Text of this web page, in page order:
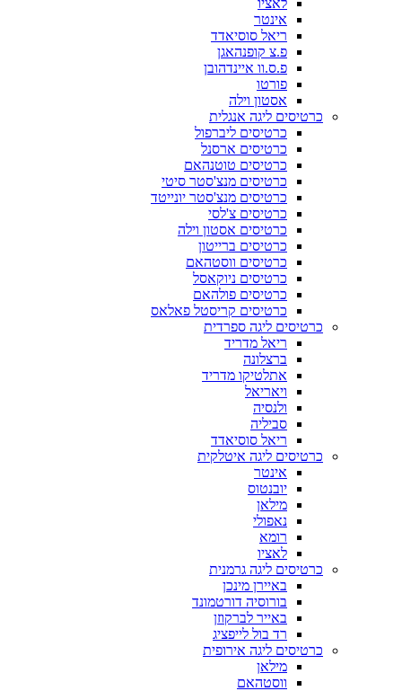
לאציו
אינטר
ריאל סוסיאדד
פ.צ קופנהאגן
פ.ס.וו איינדהובן
פורטו
אסטון וילה
כרטיסים ליגה אנגלית
כרטיסים ליברפול
כרטיסים ארסנל
כרטיסים טוטנהאם
כרטיסים מנצ'סטר סיטי
כרטיסים מנצ'סטר יונייטד
כרטיסים צ'לסי
כרטיסים אסטון וילה
כרטיסים ברייטון
כרטיסים ווסטהאם
כרטיסים ניוקאסל
כרטיסים פולהאם
כרטיסים קריסטל פאלאס
כרטיסים ליגה ספרדית
ריאל מדריד
ברצלונה
אתלטיקו מדריד
ויאריאל
ולנסיה
סביליה
ריאל סוסיאדד
כרטיסים ליגה איטלקית
אינטר
יובנטוס
מילאן
נאפולי
רומא
לאציו
כרטיסים ליגה גרמנית
באיירן מינכן
בורוסיה דורטמונד
באייר לברקוזן
רד בול לייפציג
כרטיסים ליגה אירופית
מילאן
ווסטהאם